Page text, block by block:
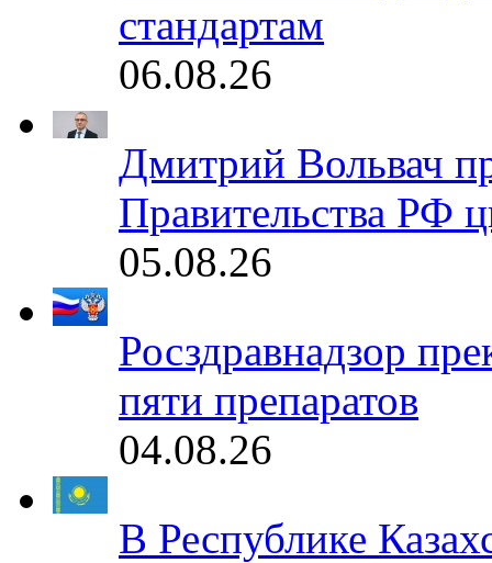
стандартам
06.08.26
Дмитрий Вольвач
Правительства РФ
05.08.26
Росздравнадзор
пяти препаратов
04.08.26
В Республике